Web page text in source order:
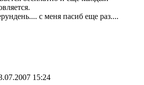
с меня пасиб еще раз....
15:24